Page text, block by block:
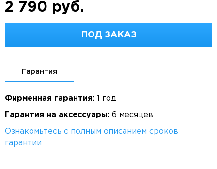
2 790 руб.
ПОД ЗАКАЗ
Гарантия
Фирменная гарантия: 1 год
Гарантия на аксессуары: 6 месяцев
Ознакомьтесь с полным описанием сроков
гарантии